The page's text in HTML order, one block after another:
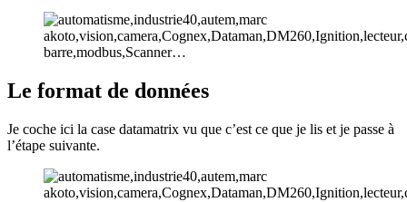
Le format de données
Je coche ici la case datamatrix vu que c’est ce que je lis et je passe à
l’étape suivante.